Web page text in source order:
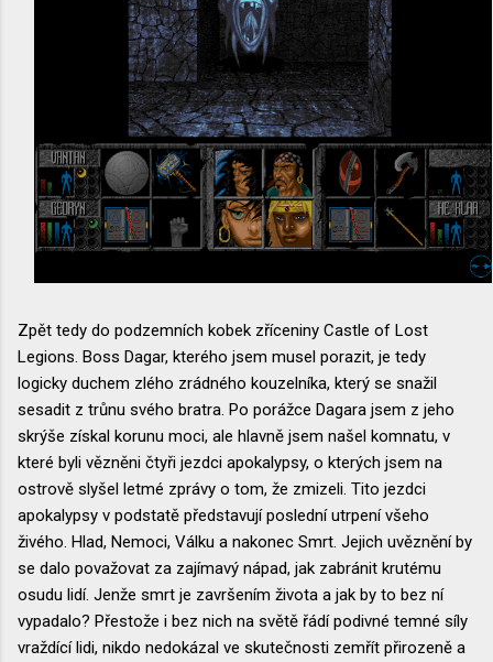
Zpět tedy do podzemních kobek zříceniny Castle of Lost
Legions. Boss Dagar, kterého jsem musel porazit, je tedy
logicky duchem zlého zrádného kouzelníka, který se snažil
sesadit z trůnu svého bratra. Po porážce Dagara jsem z jeho
skrýše získal korunu moci, ale hlavně jsem našel komnatu, v
které byli vězněni čtyři jezdci apokalypsy, o kterých jsem na
ostrově slyšel letmé zprávy o tom, že zmizeli. Tito jezdci
apokalypsy v podstatě představují poslední utrpení všeho
živého. Hlad, Nemoci, Válku a nakonec Smrt. Jejich uvěznění by
se dalo považovat za zajímavý nápad, jak zabránit krutému
osudu lidí. Jenže smrt je završením života a jak by to bez ní
vypadalo? Přestože i bez nich na světě řádí podivné temné síly
vraždící lidi, nikdo nedokázal ve skutečnosti zemřít přirozeně a